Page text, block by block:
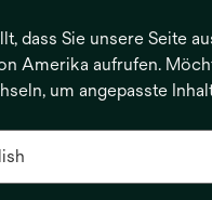
dass Sie unsere Seite
Amerika aufrufen.
um angepasste